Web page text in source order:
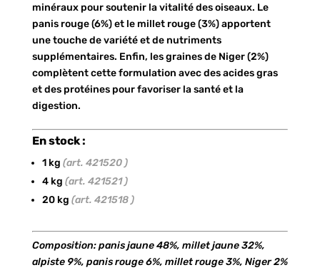
minéraux pour soutenir la vitalité des oiseaux. Le
panis rouge (6%) et le millet rouge (3%) apportent
une touche de variété et de nutriments
supplémentaires. Enfin, les graines de Niger (2%)
complètent cette formulation avec des acides gras
et des protéines pour favoriser la santé et la
digestion.
En stock :
1 kg (art. 421520 )
4 kg (art. 421521 )
20 kg (art. 421518 )
Composition: panis jaune 48%, millet jaune 32%,
alpiste 9%, panis rouge 6%, millet rouge 3%, Niger 2%